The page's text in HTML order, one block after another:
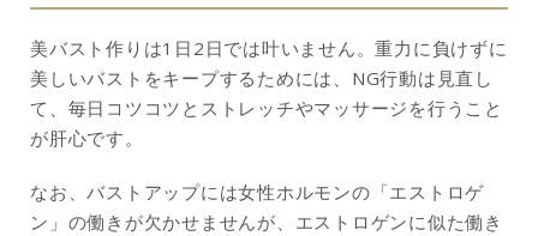
美バスト作りは1日2日では叶いません。重力に負けずに
美しいバストをキープするためには、NG行動は見直し
て、毎日コツコツとストレッチやマッサージを行うこと
が肝心です。
なお、バストアップには女性ホルモンの「エストロゲ
ン」の働きが欠かせませんが、エストロゲンに似た働き